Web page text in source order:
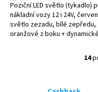
Poziční LED světlo (tykadlo)
nákladní vozy 12 i 24V,
světlo zezadu, bílé zepředu,
oranžové z boku + dynamické
14